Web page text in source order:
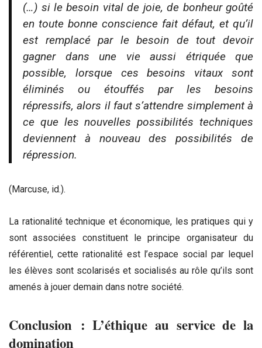
(…) si le besoin vital de joie, de bonheur goûté
en toute bonne conscience fait défaut, et qu’il
est remplacé par le besoin de tout devoir
gagner dans une vie aussi étriquée que
possible, lorsque ces besoins vitaux sont
éliminés ou étouffés par les besoins
répressifs, alors il faut s’attendre simplement à
ce que les nouvelles possibilités techniques
deviennent à nouveau des possibilités de
répression.
(Marcuse, id.).
La rationalité technique et économique, les pratiques qui y
sont associées constituent le principe organisateur du
référentiel, cette rationalité est l’espace social par lequel
les élèves sont scolarisés et socialisés au rôle qu’ils sont
amenés à jouer demain dans notre société.
Conclusion : L’éthique au service de la
domination